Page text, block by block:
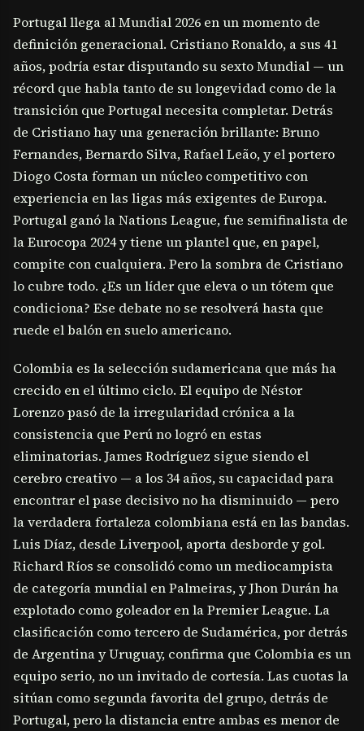
Portugal llega al Mundial 2026 en un momento de
definición generacional. Cristiano Ronaldo, a sus 41
años, podría estar disputando su sexto Mundial — un
récord que habla tanto de su longevidad como de la
transición que Portugal necesita completar. Detrás
de Cristiano hay una generación brillante: Bruno
Fernandes, Bernardo Silva, Rafael Leão, y el portero
Diogo Costa forman un núcleo competitivo con
experiencia en las ligas más exigentes de Europa.
Portugal ganó la Nations League, fue semifinalista de
la Eurocopa 2024 y tiene un plantel que, en papel,
compite con cualquiera. Pero la sombra de Cristiano
lo cubre todo. ¿Es un líder que eleva o un tótem que
condiciona? Ese debate no se resolverá hasta que
ruede el balón en suelo americano.
Colombia es la selección sudamericana que más ha
crecido en el último ciclo. El equipo de Néstor
Lorenzo pasó de la irregularidad crónica a la
consistencia que Perú no logró en estas
eliminatorias. James Rodríguez sigue siendo el
cerebro creativo — a los 34 años, su capacidad para
encontrar el pase decisivo no ha disminuido — pero
la verdadera fortaleza colombiana está en las bandas.
Luis Díaz, desde Liverpool, aporta desborde y gol.
Richard Ríos se consolidó como un mediocampista
de categoría mundial en Palmeiras, y Jhon Durán ha
explotado como goleador en la Premier League. La
clasificación como tercero de Sudamérica, por detrás
de Argentina y Uruguay, confirma que Colombia es un
equipo serio, no un invitado de cortesía. Las cuotas la
sitúan como segunda favorita del grupo, detrás de
Portugal, pero la distancia entre ambas es menor de